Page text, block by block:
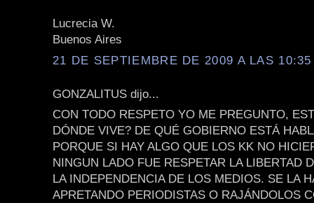
Lucrecia W.
Buenos Aires
21 DE SEPTIEMBRE DE 2009 A LAS 10:35
GONZALITUS dijo...
CON TODO RESPETO YO ME PREGUNTO,
DÓNDE VIVE? DE QUÉ GOBIERNO ESTÁ
PORQUE SI HAY ALGO QUE LOS KK NO
NINGUN LADO FUE RESPETAR LA LIBERTAD
LA INDEPENDENCIA DE LOS MEDIOS. SE LA
APRETANDO PERIODISTAS O RAJÁNDOLOS